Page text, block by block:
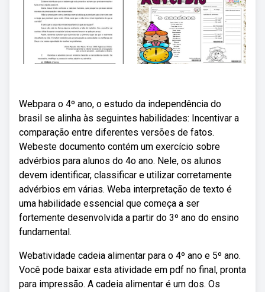
Webpara o 4º ano, o estudo da independência do
brasil se alinha às seguintes habilidades: Incentivar a
comparação entre diferentes versões de fatos.
Webeste documento contém um exercício sobre
advérbios para alunos do 4o ano. Nele, os alunos
devem identificar, classificar e utilizar corretamente
advérbios em várias. Weba interpretação de texto é
uma habilidade essencial que começa a ser
fortemente desenvolvida a partir do 3º ano do ensino
fundamental.
Webatividade cadeia alimentar para o 4º ano e 5º ano.
Você pode baixar esta atividade em pdf no final, pronta
para impressão. A cadeia alimentar é um dos. Os